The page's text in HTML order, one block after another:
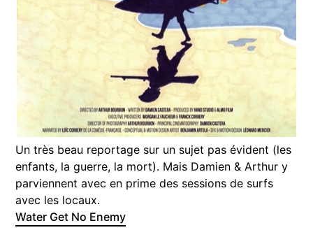
Un très beau reportage sur un sujet pas évident (les
enfants, la guerre, la mort). Mais Damien & Arthur y
parviennent avec en prime des sessions de surfs
avec les locaux.
Water Get No Enemy